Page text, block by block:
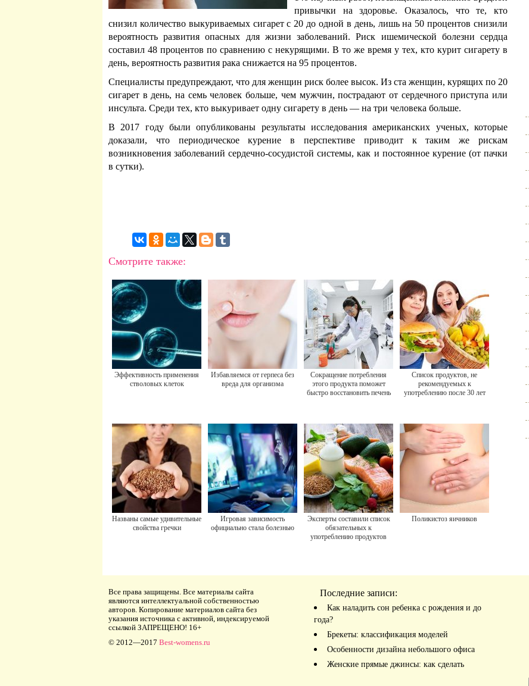
привычки на здоровье. Оказалось, что те, кто
снизил количество выкуриваемых сигарет с 20 до одной в день, лишь на 50 процентов снизили
вероятность развития опасных для жизни заболеваний. Риск ишемической болезни сердца
составил 48 процентов по сравнению с некурящими. В то же время у тех, кто курит сигарету в
день, вероятность развития рака снижается на 95 процентов.
Специалисты предупреждают, что для женщин риск более высок. Из ста женщин, курящих по 20
сигарет в день, на семь человек больше, чем мужчин, пострадают от сердечного приступа или
инсульта. Среди тех, кто выкуривает одну сигарету в день — на три человека больше.
В 2017 году были опубликованы результаты исследования американских ученых, которые
доказали, что периодическое курение в перспективе приводит к таким же рискам
возникновения заболеваний сердечно-сосудистой системы, как и постоянное курение (от пачки
в сутки).
Смотрите также:
Эффективность применения
стволовых клеток
Избавляемся от герпеса без
вреда для организма
Сокращение потребления
этого продукта поможет
быстро восстановить печень
Список продуктов, не
рекомендуемых к
употреблению после 30 лет
Названы самые удивительные
свойства гречки
Игровая зависимость
официально стала болезнью
Эксперты составили список
обязательных к
употреблению продуктов
Поликистоз яичников
Все права защищены. Все материалы сайта
являются интеллектуальной собственностью
авторов. Копирование материалов сайта без
указания источника с активной, индексируемой
ссылкой ЗАПРЕЩЕНО! 16+
© 2012—2017 Best-womens.ru
Последние записи:
Как наладить сон ребенка с рождения и до
года?
Брекеты: классификация моделей
Особенности дизайна небольшого офиса
Женские прямые джинсы: как сделать